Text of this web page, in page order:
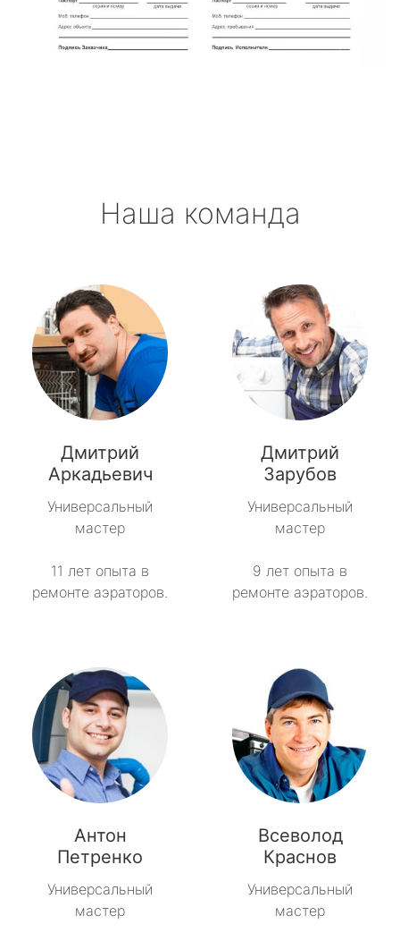
Наша команда
Дмитрий
Аркадьевич
Универсальный
мастер
11 лет опыта в
ремонте аэраторов.
Дмитрий
Зарубов
Универсальный
мастер
9 лет опыта в
ремонте аэраторов.
Антон
Петренко
Универсальный
мастер
Всеволод
Краснов
Универсальный
мастер